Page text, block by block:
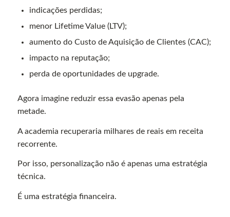
indicações perdidas;
menor Lifetime Value (LTV);
aumento do Custo de Aquisição de Clientes (CAC);
impacto na reputação;
perda de oportunidades de upgrade.
Agora imagine reduzir essa evasão apenas pela
metade.
A academia recuperaria milhares de reais em receita
recorrente.
Por isso, personalização não é apenas uma estratégia
técnica.
É uma estratégia financeira.